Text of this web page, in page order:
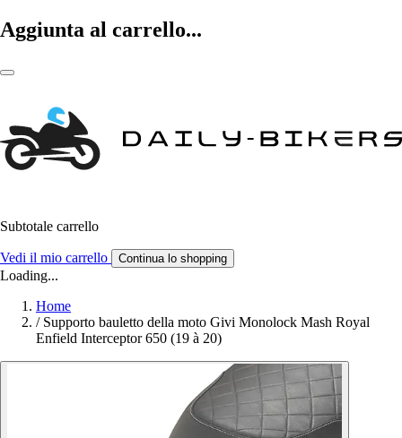
Aggiunta al carrello...
Subtotale carrello
Vedi il mio carrello Continua lo shopping
Loading...
Home
/ Supporto bauletto della moto Givi Monolock Mash Royal
Enfield Interceptor 650 (19 à 20)